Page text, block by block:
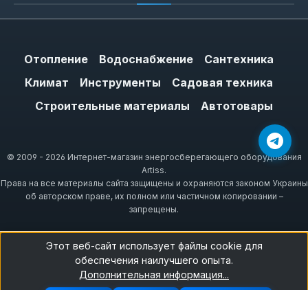
Отопление Водоснабжение
Сантехника
Климат
Инструменты
Садовая техника
Строительные материалы
Автотовары
© 2009 - 2026 Интернет-магазин энергосберегающего оборудования
Artiss.
Права на все материалы сайта защищены и охраняются законом Украины
об авторском праве, их полном или частичном копировании –
запрещены.
Этот веб-сайт использует файлы cookie для
обеспечения наилучшего опыта.
Дополнительная информация...